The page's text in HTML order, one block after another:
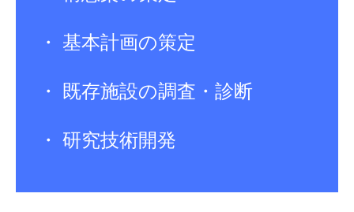
・ 基本計画の策定
・ 既存施設の調査・診断
・ 研究技術開発